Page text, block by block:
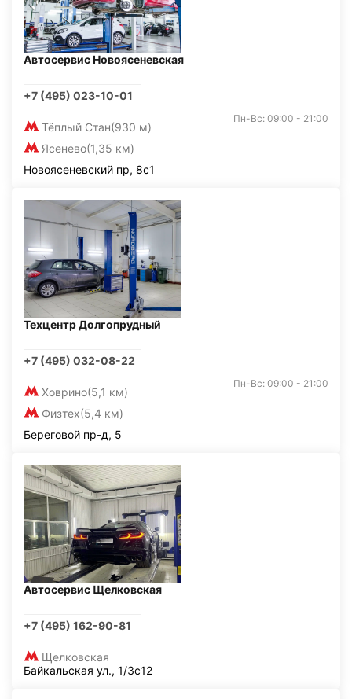
Автосервис Новоясеневская
+7 (495) 023-10-01
Тёплый Стан(930 м)
Ясенево(1,35 км)
Пн-Вс: 09:00 - 21:00
Новоясеневский пр, 8с1
Техцентр Долгопрудный
+7 (495) 032-08-22
Ховрино(5,1 км)
Физтех(5,4 км)
Пн-Вс: 09:00 - 21:00
Береговой пр-д, 5
Автосервис Щелковская
+7 (495) 162-90-81
Щелковская
Байкальская ул., 1/3с12